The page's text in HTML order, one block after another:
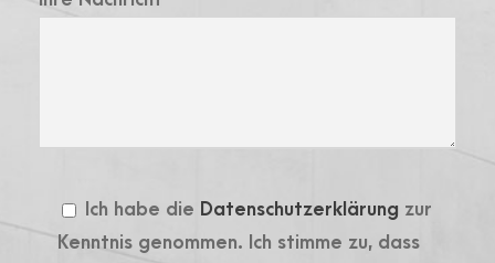
Ich habe die Datenschutzerklärung zur
Kenntnis genommen. Ich stimme zu, dass